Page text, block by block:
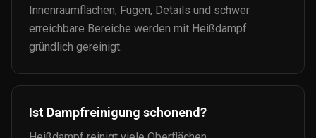
Innenraumflächen, Fugen, Details und schwer
erreichbare Bereiche werden mit Heißdampf
gründlich gereinigt.
Ist Dampfreinigung schonend?